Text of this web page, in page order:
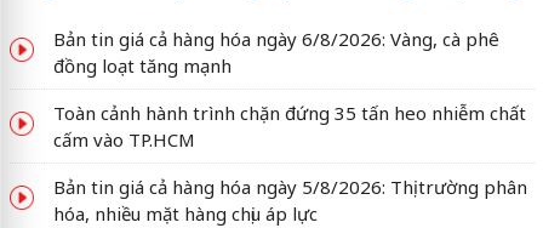
Bản tin giá cả hàng hóa ngày 6/8/2026: Vàng, cà phê
đồng loạt tăng mạnh
Toàn cảnh hành trình chặn đứng 35 tấn heo nhiễm chất
cấm vào TP.HCM
Bản tin giá cả hàng hóa ngày 5/8/2026: Thị trường phân
hóa, nhiều mặt hàng chịu áp lực